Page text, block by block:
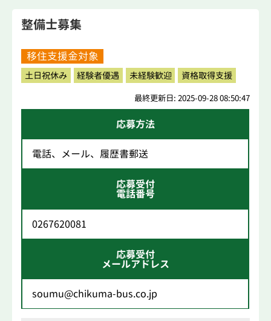
整備士募集
移住支援金対象
土日祝休み 経験者優遇 未経験歓迎 資格取得支援
最終更新日: 2025-09-28 08:50:47
応募方法
電話、メール、履歴書郵送
応募受付
電話番号
0267620081
応募受付
メールアドレス
soumu@chikuma-bus.co.jp